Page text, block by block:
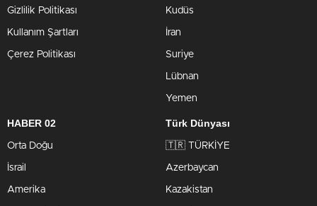
Gizlilik Politikası
Kullanım Şartları
Çerez Politikası
Kudüs
İran
Suriye
Lübnan
Yemen
HABER 02
Orta Doğu
İsrail
Amerika
Türk Dünyası
🇹🇷 TÜRKİYE
Azerbaycan
Kazakistan